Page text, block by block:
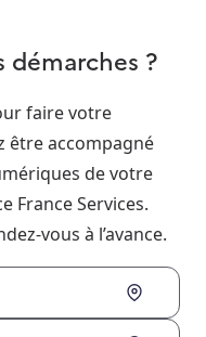
démarches ?
faire votre
être accompagné
de votre
France Services.
vous à l’avance.